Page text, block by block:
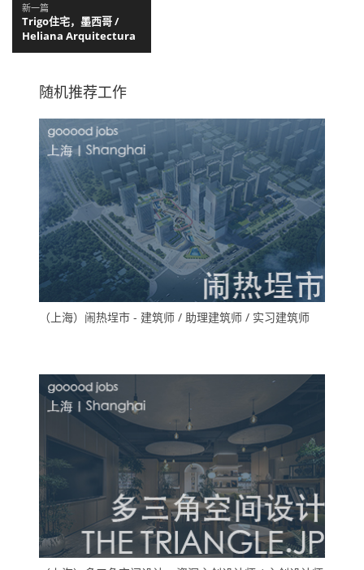
新一篇
Trigo住宅，墨西哥 /
Heliana Arquitectura
随机推荐工作
（上海）闹热埕市 - 建筑师 / 助理建筑师 / 实习建筑师